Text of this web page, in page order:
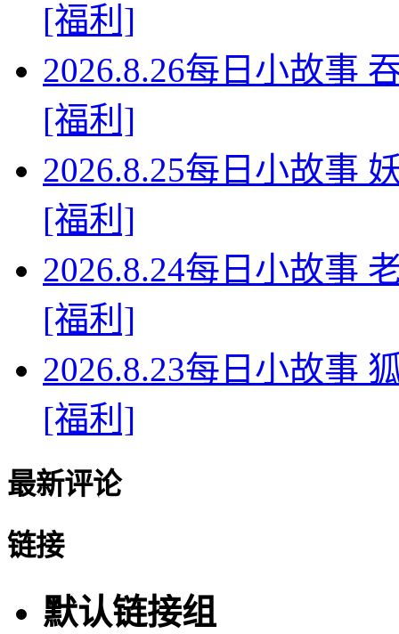
[福利]
2026.8.26每日小故事
[福利]
2026.8.25每日小故事
[福利]
2026.8.24每日小故事
[福利]
2026.8.23每日小故事
[福利]
最新评论
链接
默认链接组